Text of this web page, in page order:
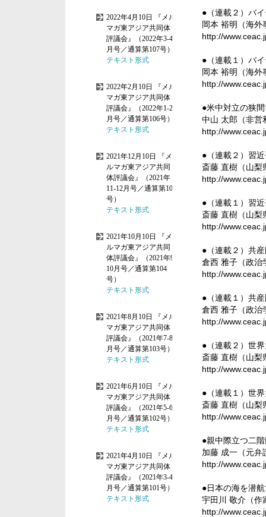
●（連載２）バ
岡本 裕明（海外
http://
●（連載１）バ
岡本 裕明（海外
http://
●米中対立の狭
中山 太郎（非営
http://
●（連載２）習
斎藤 直樹（山梨
http://
●（連載１）習
斎藤 直樹（山梨
http://
●（連載２）共
倉西 雅子（政治
http://
●（連載１）共
倉西 雅子（政治
http://
●（連載２）世
斎藤 直樹（山梨
http://
●（連載１）世
斎藤 直樹（山梨
http://
●親中際立つ二
加藤 成一（元弁
http://
●日本の海を潜
宇田川 敬介（作
http://